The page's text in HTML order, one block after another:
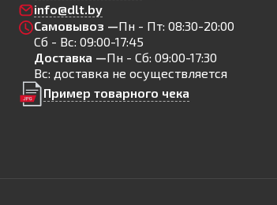
info@dlt.by
Самовывоз —Пн - Пт: 08:30-20:00
Сб - Вс: 09:00-17:45
Доставка —Пн - Сб: 09:00-17:30
Вс: доставка не осуществляется
Пример товарного чека